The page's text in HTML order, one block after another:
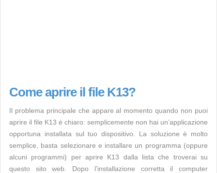
Come aprire il file K13?
Il problema principale che appare al momento quando non puoi
aprire il file K13 è chiaro: semplicemente non hai un’applicazione
opportuna installata sul tuo dispositivo. La soluzione è molto
semplice, basta selezionare e installare un programma (oppure
alcuni programmi) per aprire K13 dalla lista che troverai su
questo sito web. Dopo l’installazione corretta il computer